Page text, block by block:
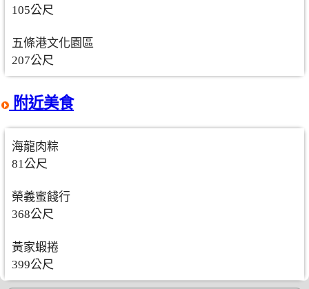
105公尺
五條港文化園區
207公尺
附近美食
海龍肉粽
81公尺
榮義蜜餞行
368公尺
黃家蝦捲
399公尺